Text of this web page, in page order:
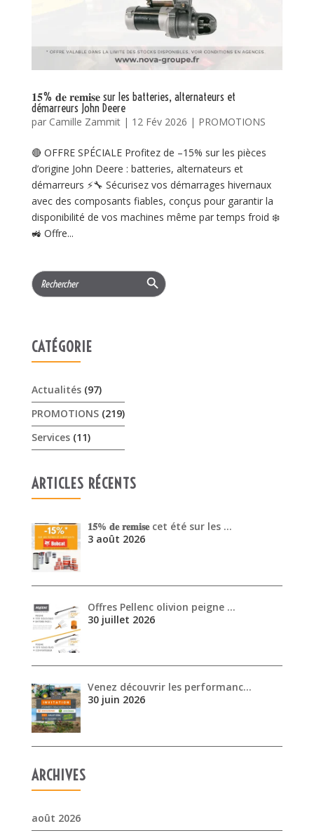
𝟏𝟓% 𝐝𝐞 𝐫𝐞𝐦𝐢𝐬𝐞 sur les batteries, alternateurs et
démarreurs John Deere
par Camille Zammit| 12 Fév 2026 | PROMOTIONS
🔴 OFFRE SPÉCIALE Profitez de –15% sur les pièces
d’origine John Deere : batteries, alternateurs et
démarreurs ⚡🔧 Sécurisez vos démarrages hivernaux
avec des composants fiables, conçus pour garantir la
disponibilité de vos machines même par temps froid ❄️
🚜 Offre...
Search
for:
Search Button
CATÉGORIE
Actualités(97)
PROMOTIONS(219)
Services(11)
ARTICLES RÉCENTS
𝟏𝟓% 𝐝𝐞 𝐫𝐞𝐦𝐢𝐬𝐞 cet été sur les …
3 août 2026
Offres Pellenc olivion peigne …
30 juillet 2026
Venez découvrir les performanc…
30 juin 2026
ARCHIVES
août 2026